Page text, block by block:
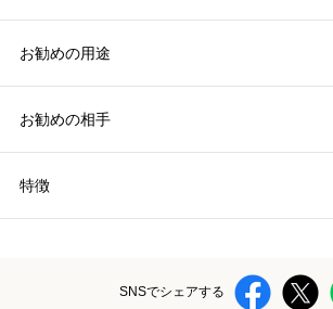
お勧めの用途
お勧めの相手
特徴
SNSでシェアする